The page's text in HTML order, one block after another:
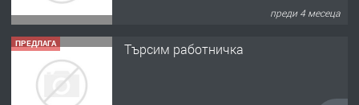
преди 11 месеца
ПРЕДЛАГА
Продава употребявани чисти и